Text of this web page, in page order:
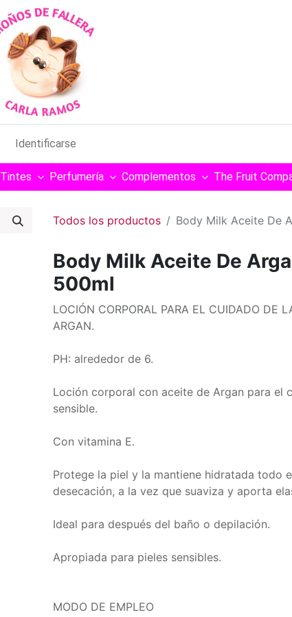
Identificarse
Tintes Perfumería Complementos The Fruit
Todos los productos Body Milk Aceite De
Body Milk Aceite De
500ml
LOCIÓN CORPORAL PARA EL CUIDADO DE
ARGAN.
PH: alrededor de 6.
Loción corporal con aceite de Argan para el
sensible.
Con vitamina E.
Protege la piel y la mantiene hidratada todo
desecación, a la vez que suaviza y aporta
Ideal para después del baño o depilación.
Apropiada para pieles sensibles.
MODO DE EMPLEO